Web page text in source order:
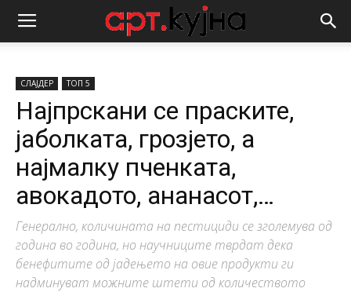
СЛАЈДЕР ТОП 5
Најпрскани се праските,
јаболката, грозјето, а
најмалку пченката,
авокадото, ананасот,…
Генерално, количината на пестициди се зголемува од
година во година, но научниците тврдат дека
бенефитите од јадењето на овие продукти ги
надминуват можните штети од количеството